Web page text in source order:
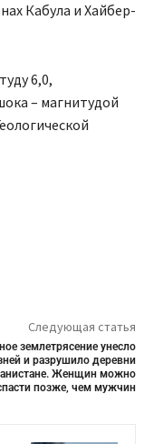
Кабула и Хайбер-
6,0,
– магнитудой
Следующая статья
землетрясение унесло
и разрушило деревни
Женщин можно
позже, чем мужчин